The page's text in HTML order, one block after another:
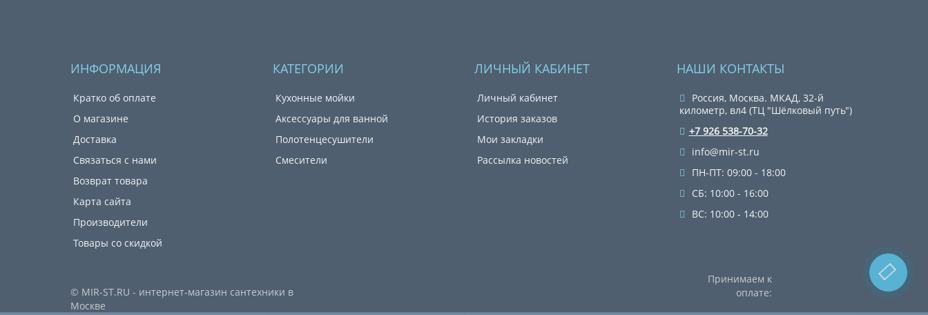
ИНФОРМАЦИЯ
Кратко об оплате
О магазине
Доставка
Связаться с нами
Возврат товара
Карта сайта
Производители
Товары со скидкой
КАТЕГОРИИ
Кухонные мойки
Аксессуары для ванной
Полотенцесушители
Смесители
ЛИЧНЫЙ КАБИНЕТ
Личный кабинет
История заказов
Мои закладки
Рассылка новостей
НАШИ КОНТАКТЫ
Россия, Москва. МКАД, 32-й
километр, вл4 (ТЦ "Шёлковый путь")
+7 926 538-70-32
info@mir-st.ru
ПН-ПТ: 09:00 - 18:00
СБ: 10:00 - 16:00
ВС: 10:00 - 14:00
© MIR-ST.RU - интернет-магазин сантехники в
Москве
Принимаем к
оплате: